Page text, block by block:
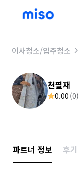
이사청소/입주청소
천필재
0.00 (0)
파트너 정보 후기